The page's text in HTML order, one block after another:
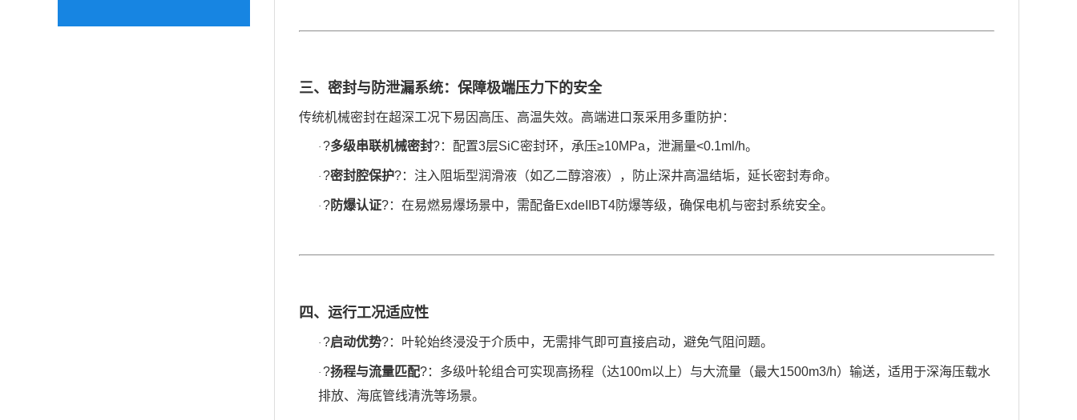
三、密封与防泄漏系统：保障极端压力下的安全
传统机械密封在超深工况下易因高压、高温失效。高端进口泵采用多重防护：
· ?多级串联机械密封?：配置3层SiC密封环，承压≥10MPa，泄漏量<0.1ml/h。
· ?密封腔保护?：注入阻垢型润滑液（如乙二醇溶液），防止深井高温结垢，延长密封寿命。
· ?防爆认证?：在易燃易爆场景中，需配备ExdeIIBT4防爆等级，确保电机与密封系统安全。
四、运行工况适应性
· ?启动优势?：叶轮始终浸没于介质中，无需排气即可直接启动，避免气阻问题。
· ?扬程与流量匹配?：多级叶轮组合可实现高扬程（达100m以上）与大流量（最大1500m3/h）输送，适用于深海压载水
排放、海底管线清洗等场景。